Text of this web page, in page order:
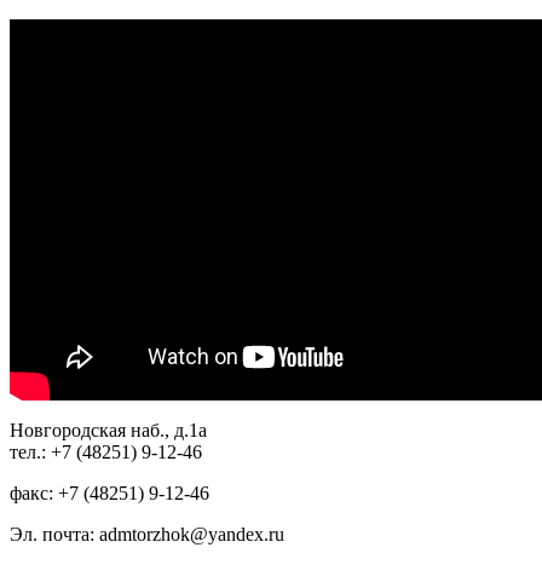
Новгородская наб., д.1а
тел.: +7 (48251) 9-12-46
факс: +7 (48251) 9-12-46
Эл. почта: admtorzhok@yandex.ru